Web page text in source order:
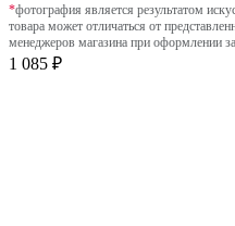
*фотография является результатом
товара может отличаться от
менеджеров магазина при оформлении
1 085 ₽